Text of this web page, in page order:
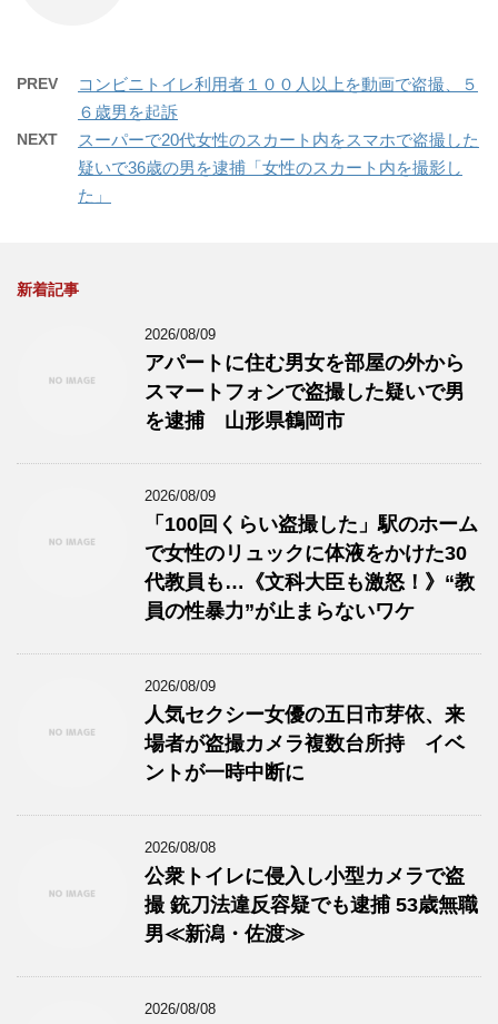
PREV
コンビニトイレ利用者１００人以上を動画で盗撮、５
６歳男を起訴
NEXT
スーパーで20代女性のスカート内をスマホで盗撮した
疑いで36歳の男を逮捕「女性のスカート内を撮影し
た」
新着記事
2026/08/09
アパートに住む男女を部屋の外から
スマートフォンで盗撮した疑いで男
を逮捕 山形県鶴岡市
2026/08/09
「100回くらい盗撮した」駅のホーム
で女性のリュックに体液をかけた30
代教員も…《文科大臣も激怒！》“教
員の性暴力”が止まらないワケ
2026/08/09
人気セクシー女優の五日市芽依、来
場者が盗撮カメラ複数台所持 イベ
ントが一時中断に
2026/08/08
公衆トイレに侵入し小型カメラで盗
撮 銃刀法違反容疑でも逮捕 53歳無職
男≪新潟・佐渡≫
2026/08/08